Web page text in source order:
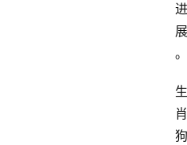
进
展
。
生
肖
狗